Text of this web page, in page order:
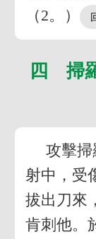
（2。）
四 掃
攻擊
射中，受
拔出刀來
肯刺他。